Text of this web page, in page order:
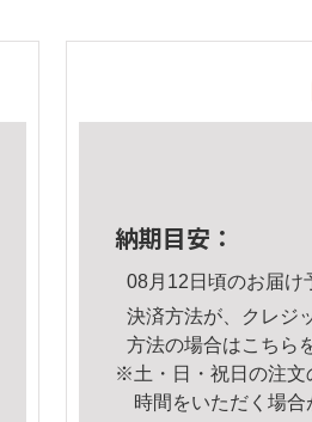
納期目安：
08月12日頃のお届け
決済方法が、クレジ
方法の場合はこちら
※土・日・祝日の注文
時間をいただく場合